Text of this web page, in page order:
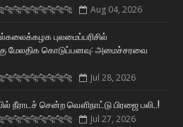
Aug 04, 2026
புலமைப்பரிசில்
மேலதிக கொடுப்பனவு: அமைச்சரவை
Jul 28, 2026
நீராடச் சென்ற வௌிநாட்டு பிரஜை பலி..!
Jul 27, 2026